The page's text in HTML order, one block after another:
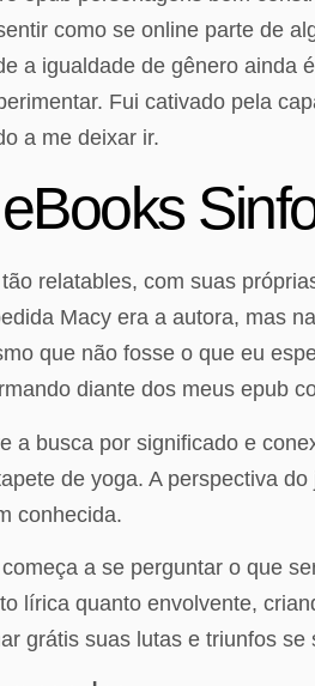
como se online parte de
a igualdade de gênero
Fui cativado pela
a me deixar ir.
relatables, com suas
Macy era a autora, mas
que não fosse o que eu
diante dos meus epub
a busca por significado e
de yoga. A perspectiva
conhecida.
a se perguntar o que
lírica quanto envolvente,
grátis suas lutas e triunfos